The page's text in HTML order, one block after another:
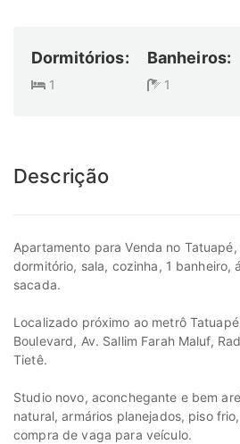
Dormitórios:
1
Banheiros:
1
Descrição
Apartamento para Venda no Tatuapé,
dormitório, sala, cozinha, 1 banheiro,
sacada.
Localizado próximo ao metrô
Boulevard, Av. Sallim Farah Maluf,
Tietê.
Studio novo, aconchegante e bem
natural, armários planejados, piso
compra de vaga para veículo.